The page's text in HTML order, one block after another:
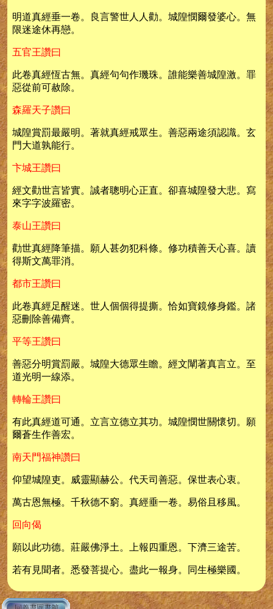
明道真經垂一卷。良言警世人人勸。城隍憫爾發婆心。無
限迷途休再戀。
五官王讚曰
此卷真經恆古無。真經句句作璣珠。誰能樂善城隍激。罪
惡從前可赦除。
森羅天子讚曰
城隍賞罰最嚴明。著就真經戒眾生。善惡兩途須認識。玄
門大道孰能行。
卞城王讚曰
經文勸世言皆實。誠者聰明心正直。卻喜城隍發大悲。寫
來字字波羅密。
泰山王讚曰
勸世真經降筆描。願人甚勿犯科條。修功積善天心喜。讀
得斯文萬罪消。
都市王讚曰
此卷真經足醒迷。世人個個得提撕。恰如寶鏡修身鑑。諸
惡刪除善備齊。
平等王讚曰
善惡分明賞罰嚴。城隍大德眾生瞻。經文闡著真言立。至
道光明一線添。
轉輪王讚曰
有此真經道可通。立言立德立其功。城隍憫世關懷切。願
爾蒼生作善宏。
南天門福神讚曰
仰望城隍吏。威靈顯赫公。代天司善惡。保世表心衷。
萬古恩無極。千秋德不窮。真經垂一卷。易俗且移風。
回向偈
願以此功德。莊嚴佛淨土。上報四重恩。下濟三途苦。
若有見聞者。悉發菩提心。盡此一報身。同生極樂國。